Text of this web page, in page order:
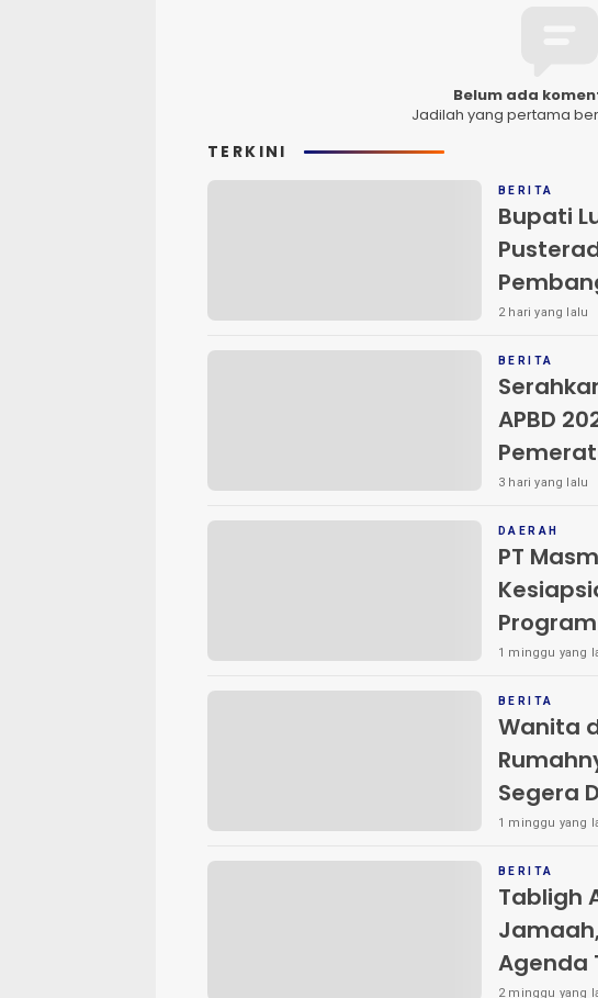
Belum ada
Jadilah yang pertama
TERKINI
BERITA
Bupati
2 hari yang lalu
BERITA
APBD
3 hari yang lalu
DAERAH
PT
Program
1 minggu yang
BERITA
Wanita
Segera
1 minggu yang
BERITA
Tabligh
Agenda
2 minggu yang